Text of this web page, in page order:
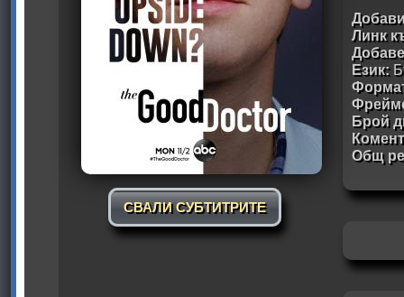
СВАЛИ СУБТИТРИТЕ
Линк
Език:
Брой
Общ